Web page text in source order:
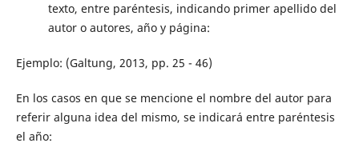
texto, entre paréntesis, indicando primer apellido del
autor o autores, año y página:
Ejemplo: (Galtung, 2013, pp. 25 - 46)
En los casos en que se mencione el nombre del autor para
referir alguna idea del mismo, se indicará entre paréntesis
el año: